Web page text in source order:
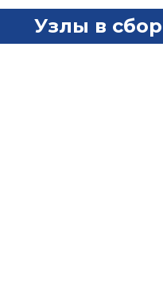
Узлы в